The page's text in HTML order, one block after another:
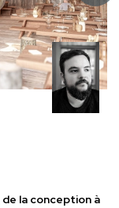
de la conception à